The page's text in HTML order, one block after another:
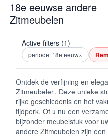
18e eeuwse andere
Zitmeubelen
Active filters (1)
periode: 18e eeuw×
Ontdek de verfijning en
Zitmeubelen. Deze unieke
rijke geschiedenis en het
tijdperk. Of u nu een
bijzonder meubelstuk voor
andere Zitmeubelen zijn een